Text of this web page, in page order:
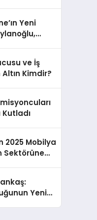
Yeni
ve İş
Kimdir?
Kutladı
2025 Mobilya
Sektörüne
Yeni